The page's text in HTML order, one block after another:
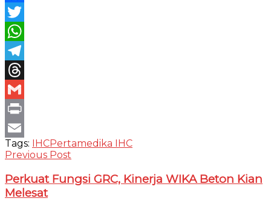
Facebook
Twitter
WhatsApp
Telegram
Threads
Gmail
Print
Email
Tags: IHCPertamedika IHC
Previous Post
Perkuat Fungsi GRC, Kinerja WIKA Beton Kian
Melesat